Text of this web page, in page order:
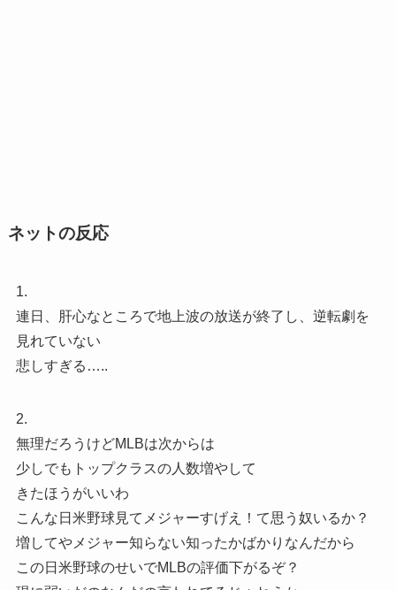
ネットの反応
1.
連日、肝心なところで地上波の放送が終了し、逆転劇を
見れていない
悲しすぎる…..
2.
無理だろうけどMLBは次からは
少しでもトップクラスの人数増やして
きたほうがいいわ
こんな日米野球見てメジャーすげえ！て思う奴いるか？
増してやメジャー知らない知ったかばかりなんだから
この日米野球のせいでMLBの評価下がるぞ？